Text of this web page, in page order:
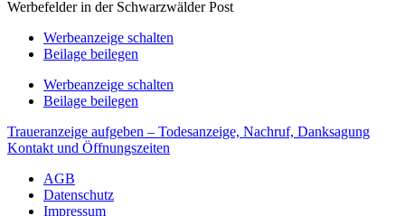
Werbefelder in der Schwarzwälder Post
Werbeanzeige schalten
Beilage beilegen
Werbeanzeige schalten
Beilage beilegen
Traueranzeige aufgeben – Todesanzeige, Nachruf, Danksagung
Kontakt und Öffnungszeiten
AGB
Datenschutz
Impressum